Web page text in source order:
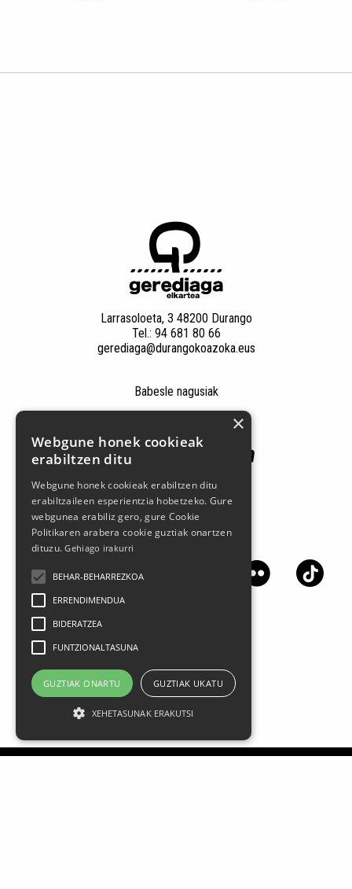
Larrasoloeta, 3 48200 Durango
Tel.: 94 681 80 66
gerediaga@durangokoazoka.eus
Babesle nagusiak
Jarrai gaitzazu sare sozialetan
×
Webgune honek cookieak
erabiltzen ditu
Webgune honek cookieak erabiltzen ditu
erabiltzaileen esperientzia hobetzeko. Gure
webgunea erabiliz gero, gure Cookie
Politikaren arabera cookie guztiak onartzen
dituzu.Gehiago irakurri
BEHAR-BEHARREZKOA
ERRENDIMENDUA
BIDERATZEA
FUNTZIONALTASUNA
GUZTIAK ONARTU GUZTIAK UKATU
XEHETASUNAK ERAKUTSI